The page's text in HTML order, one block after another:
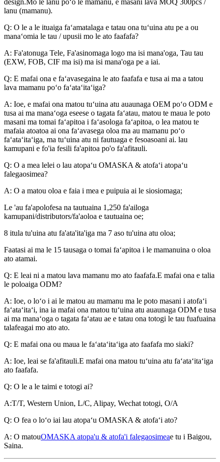
design.Mo le lanu poʻo le mamanu, e masani lava MOQ 300pcs /
lanu (mamanu).
Q: O le a le ituaiga faʻamatalaga e tatau ona tuʻuina atu pe a ou
manaʻomia le tau / upusii mo le ato faafafa?
A: Fa'atonuga Tele, Fa'asinomaga logo ma isi mana'oga, Tau tau
(EXW, FOB, CIF ma isi) ma isi mana'oga pe a iai.
Q: E mafai ona e faʻavasegaina le ato faafafa e tusa ai ma a tatou
lava mamanu poʻo faʻataʻitaʻiga?
A: Ioe, e mafai ona matou tuʻuina atu auaunaga OEM poʻo ODM e
tusa ai ma manaʻoga eseese o tagata faʻatau, matou te maua le poto
masani ma tomai faʻapitoa i faʻasologa faʻapitoa, o lea matou te
mafaia atoatoa ai ona faʻavasega oloa ma au mamanu poʻo
faʻataʻitaʻiga, ma tuʻuina atu ni fautuaga e fesoasoani ai. lau
kamupani e fo'ia fesili fa'apitoa po'o fa'afitauli.
Q: O a mea lelei o lau atopaʻu OMASKA & atofaʻi atopaʻu
falegaosimea?
A: O a matou oloa e faia i mea e puipuia ai le siosiomaga;
Le 'au fa'apolofesa na tautuaina 1,250 fa'ailoga
kamupani/distributors/fa'aoloa e tautuaina oe;
8 itula tu'uina atu fa'ata'ita'iga ma 7 aso tu'uina atu oloa;
Faatasi ai ma le 15 tausaga o tomai faʻapitoa i le mamanuina o oloa
ato atamai.
Q: E leai ni a matou lava mamanu mo ato faafafa.E mafai ona e talia
le poloaiga ODM?
A: Ioe, o loʻo i ai le matou au mamanu ma le poto masani i atofaʻi
faʻataʻitaʻi, ina ia mafai ona matou tuʻuina atu auaunaga ODM e tusa
ai ma manaʻoga o tagata faʻatau ae e tatau ona totogi le tau fuafuaina
talafeagai mo ato ato.
Q: E mafai ona ou maua le faʻataʻitaʻiga ato faafafa mo siaki?
A: Ioe, leai se fa'afitauli.E mafai ona matou tuʻuina atu faʻataʻitaʻiga
ato faafafa.
Q: O le a le taimi e totogi ai?
A:T/T, Western Union, L/C, Alipay, Wechat totogi, O/A
Q: O fea o loʻo iai lau atopaʻu OMASKA & atofaʻi ato?
A: O matouOMASKA atopa'u & atofa'i falegaosimeae tu i Baigou,
Saina.